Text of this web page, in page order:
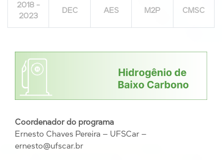
2018 -
2023
DEC AES M2P CMSC
Coordenador do programa
Ernesto Chaves Pereira – UFSCar –
ernesto@ufscar.br